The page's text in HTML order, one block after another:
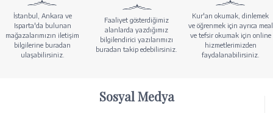
İstanbul, Ankara ve
Isparta'da bulunan
mağazalarımızın iletişim
bilgilerine buradan
ulaşabilirsiniz.
Faaliyet gösterdiğimiz
alanlarda yazdığımız
bilgilendirici yazılarımızı
buradan takip edebilirsiniz.
Kur'an okumak, dinlemek
ve öğrenmek için ayrıca meal
ve tefsir okumak için online
hizmetlerimizden
faydalanabilirsiniz.
Sosyal Medya